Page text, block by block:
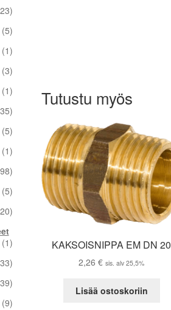
Tutustu myös
KAKSOISNIPPA EM DN 20
2,26€ sis. alv 25,5%
Lisää ostoskoriin
(5)
(1)
(3)
(1)
(5)
(1)
(5)
(1)
(9)